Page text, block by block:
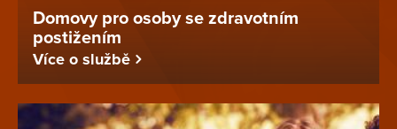
Domovy pro osoby se zdravotním
postižením
Více o službě